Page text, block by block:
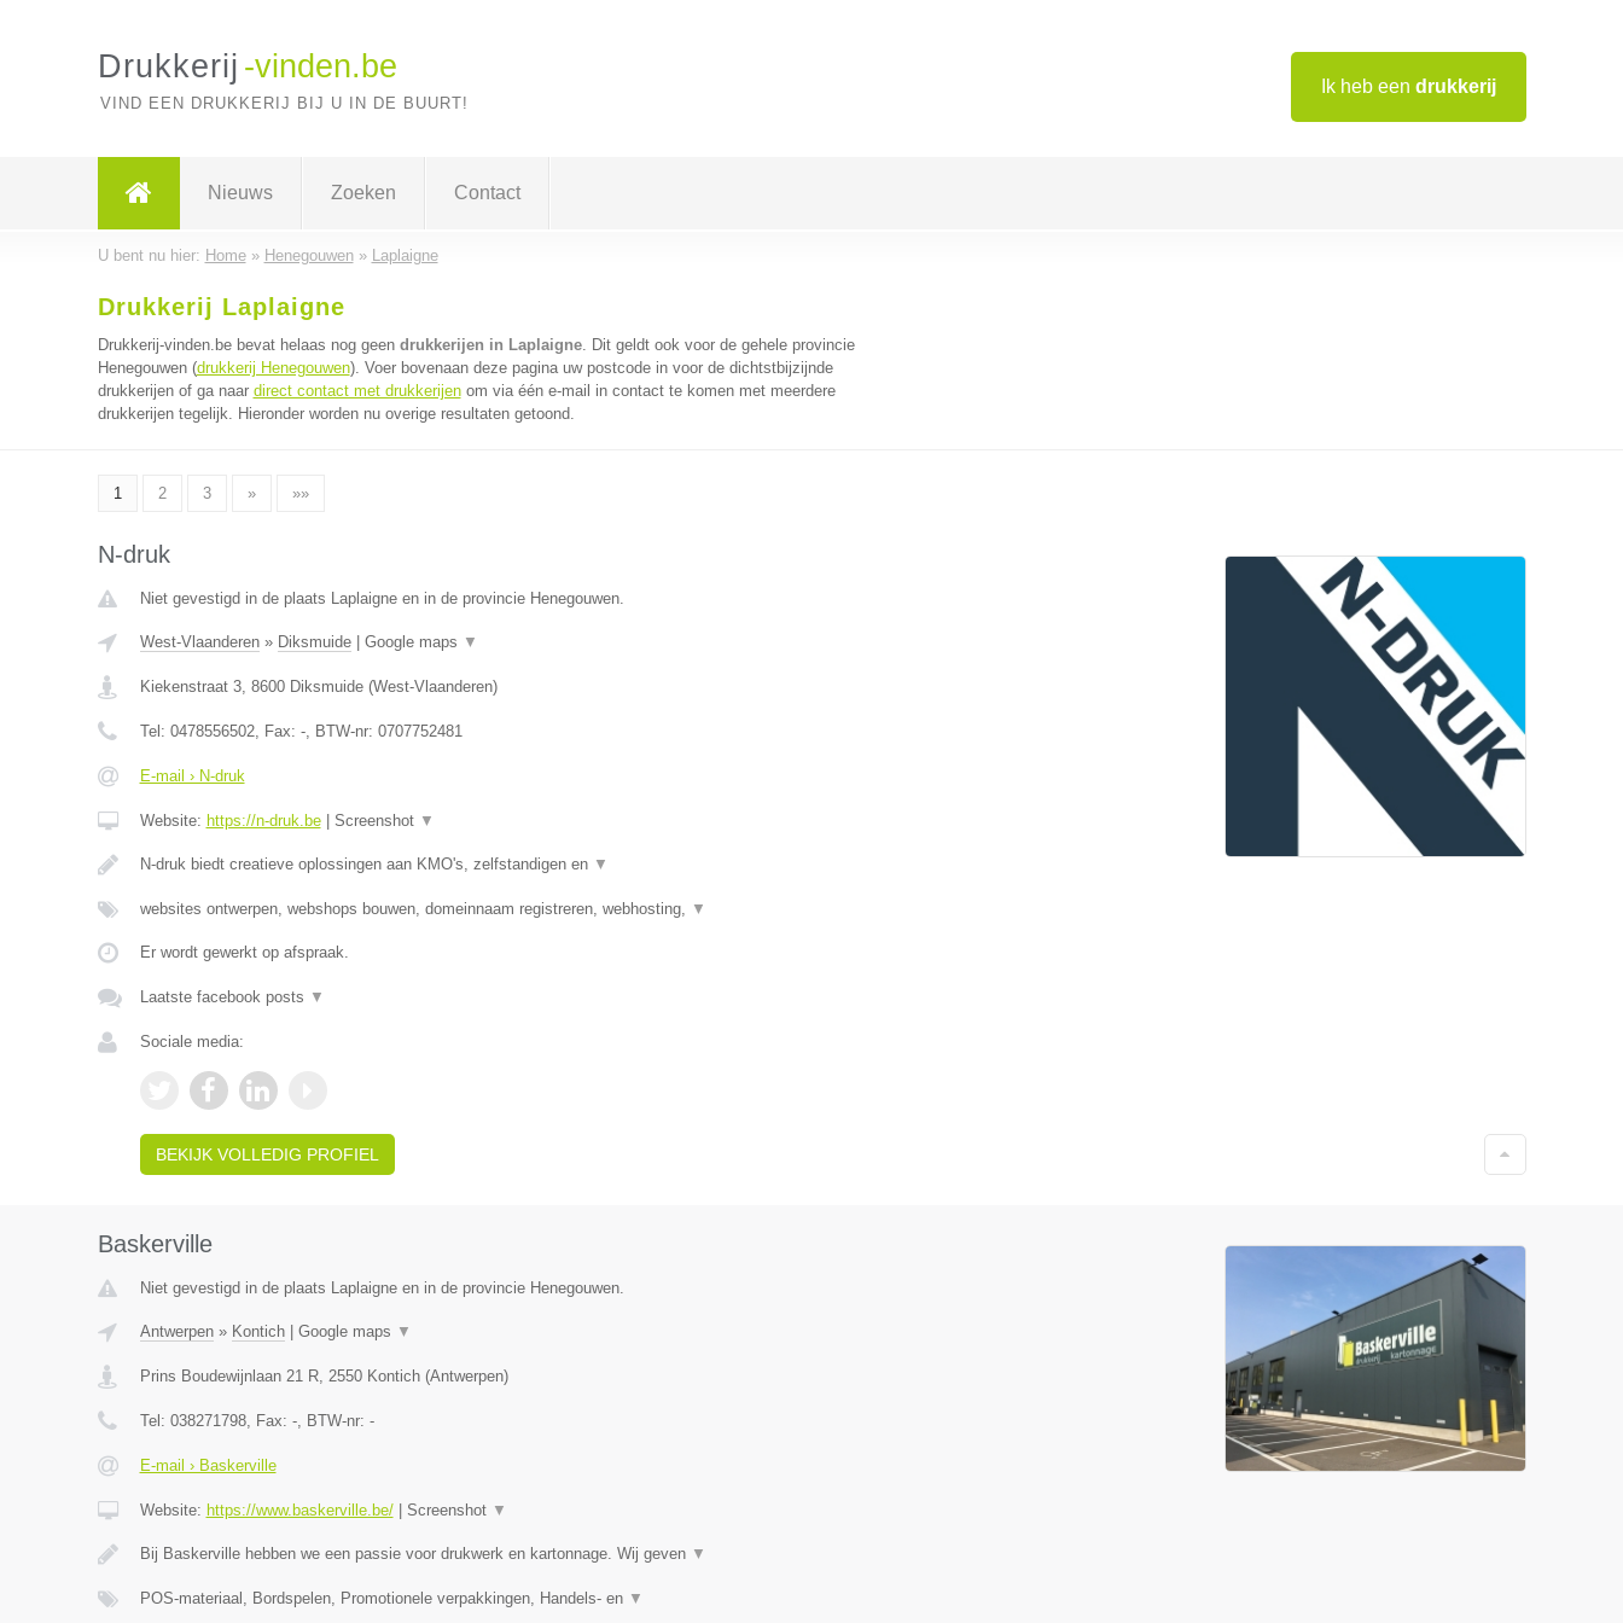
Ik heb een drukkerij
Drukkerij -vinden.be
VIND EEN DRUKKERIJ BIJ U IN DE BUURT!
Nieuws Zoeken Contact
U bent nu hier: Home» Henegouwen» Laplaigne
Drukkerij Laplaigne
Drukkerij-vinden.be bevat helaas nog geen drukkerijen in Laplaigne. Dit geldt ook voor de gehele provincie
Henegouwen (drukkerij Henegouwen). Voer bovenaan deze pagina uw postcode in voor de dichtstbijzijnde
drukkerijen of ga naar direct contact met drukkerijenom via één e-mail in contact te komen met meerdere
drukkerijen tegelijk. Hieronder worden nu overige resultaten getoond.
1 2 3 » »»
N-druk
Niet gevestigd in de plaats Laplaigne en in de provincie Henegouwen.
West-Vlaanderen» Diksmuide| Google maps ▼
Kiekenstraat 3, 8600 Diksmuide(West-Vlaanderen)
Tel: 0478556502, Fax: -, BTW-nr: 0707752481
E-mail › N-druk
Website: https://n-druk.be| Screenshot ▼
N-druk biedt creatieve oplossingen aan KMO's, zelfstandigen en ▼
websites ontwerpen, webshops bouwen, domeinnaam registreren, webhosting, ▼
Er wordt gewerkt op afspraak.
Laatste facebook posts ▼
Sociale media:
BEKIJK VOLLEDIG PROFIEL
Baskerville
Niet gevestigd in de plaats Laplaigne en in de provincie Henegouwen.
Antwerpen» Kontich| Google maps ▼
Prins Boudewijnlaan 21 R, 2550 Kontich(Antwerpen)
Tel: 038271798, Fax: -, BTW-nr: -
E-mail › Baskerville
Website: https://www.baskerville.be/| Screenshot ▼
Bij Baskerville hebben we een passie voor drukwerk en kartonnage. Wij geven ▼
POS-materiaal, Bordspelen, Promotionele verpakkingen, Handels- en ▼